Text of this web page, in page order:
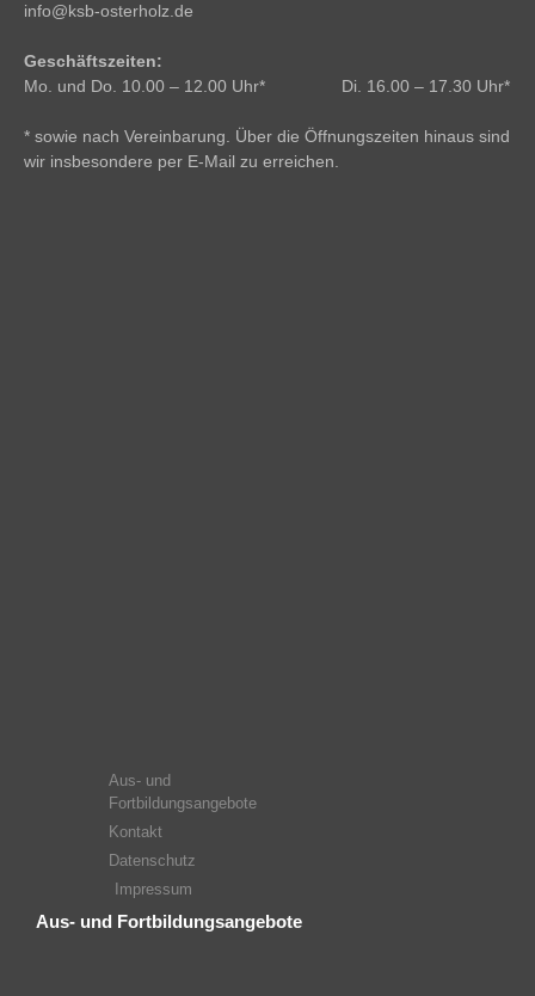
info@ksb-osterholz.de
Geschäftszeiten:
Mo. und Do. 10.00 – 12.00 Uhr* Di. 16.00 – 17.30 Uhr*
* sowie nach Vereinbarung. Über die Öffnungszeiten hinaus sind
wir insbesondere per E-Mail zu erreichen.
Aus- und
Fortbildungsangebote
Kontakt
Datenschutz
Impressum
Aus- und Fortbildungsangebote